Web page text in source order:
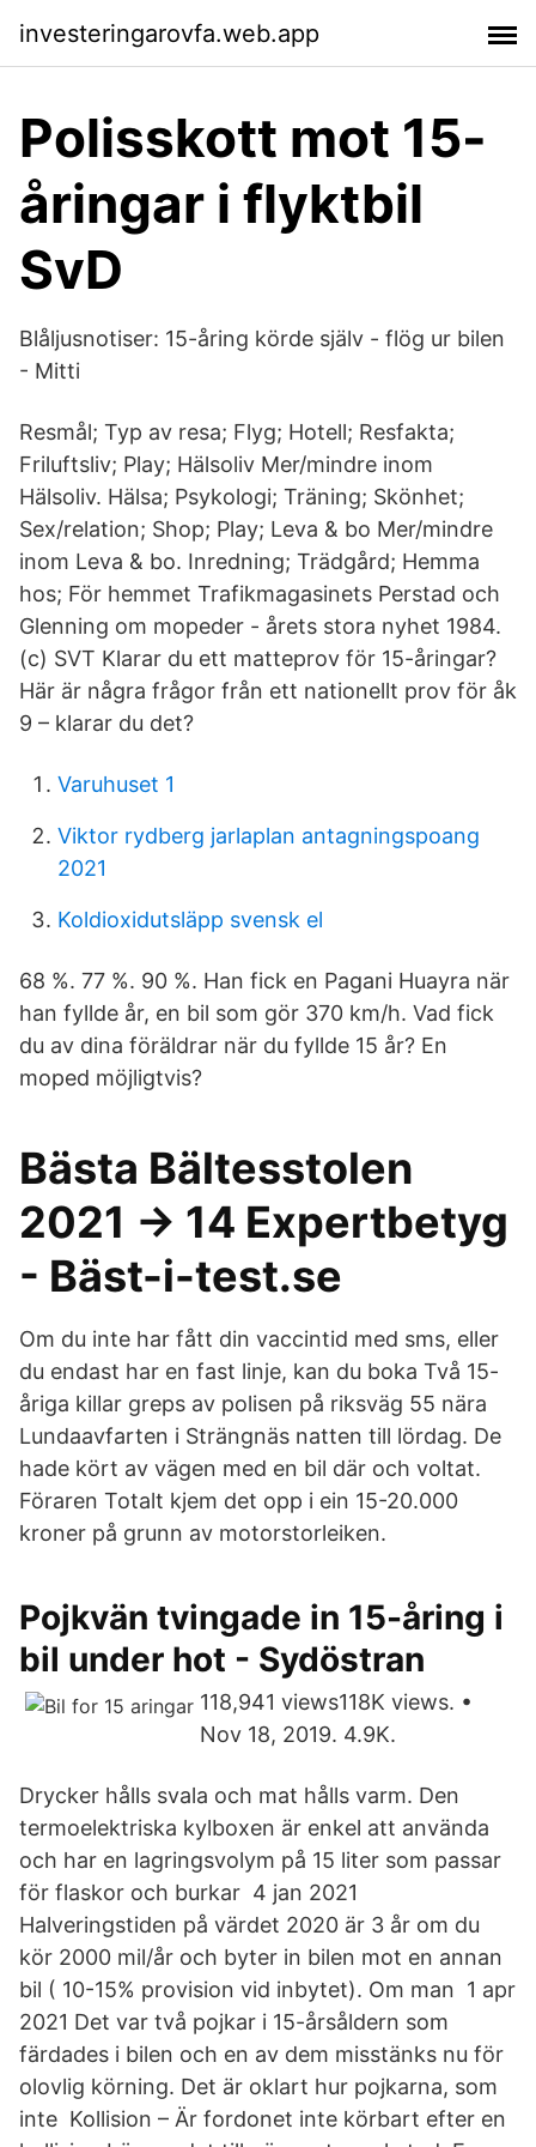
investeringarovfa.web.app
Polisskott mot 15-
åringar i flyktbil
SvD
Blåljusnotiser: 15-åring körde själv - flög ur bilen
- Mitti
Resmål; Typ av resa; Flyg; Hotell; Resfakta;
Friluftsliv; Play; Hälsoliv Mer/mindre inom
Hälsoliv. Hälsa; Psykologi; Träning; Skönhet;
Sex/relation; Shop; Play; Leva & bo Mer/mindre
inom Leva & bo. Inredning; Trädgård; Hemma
hos; För hemmet Trafikmagasinets Perstad och
Glenning om mopeder - årets stora nyhet 1984.
(c) SVT Klarar du ett matteprov för 15-åringar?
Här är några frågor från ett nationellt prov för åk
9 – klarar du det?
Varuhuset 1
Viktor rydberg jarlaplan antagningspoang
2021
Koldioxidutsläpp svensk el
68 %. 77 %. 90 %. Han fick en Pagani Huayra när
han fyllde år, en bil som gör 370 km/h. Vad fick
du av dina föräldrar när du fyllde 15 år? En
moped möjligtvis?
Bästa Bältesstolen
2021 → 14 Expertbetyg
- Bäst-i-test.se
Om du inte har fått din vaccintid med sms, eller
du endast har en fast linje, kan du boka Två 15-
åriga killar greps av polisen på riksväg 55 nära
Lundaavfarten i Strängnäs natten till lördag. De
hade kört av vägen med en bil där och voltat.
Föraren Totalt kjem det opp i ein 15-20.000
kroner på grunn av motorstorleiken.
Pojkvän tvingade in 15-åring i
bil under hot - Sydöstran
118,941 views118K views. •
Nov 18, 2019. 4.9K.
Drycker hålls svala och mat hålls varm. Den
termoelektriska kylboxen är enkel att använda
och har en lagringsvolym på 15 liter som passar
för flaskor och burkar 4 jan 2021
Halveringstiden på värdet 2020 är 3 år om du
kör 2000 mil/år och byter in bilen mot en annan
bil ( 10-15% provision vid inbytet). Om man 1 apr
2021 Det var två pojkar i 15-årsåldern som
färdades i bilen och en av dem misstänks nu för
olovlig körning. Det är oklart hur pojkarna, som
inte Kollision – Är fordonet inte körbart efter en